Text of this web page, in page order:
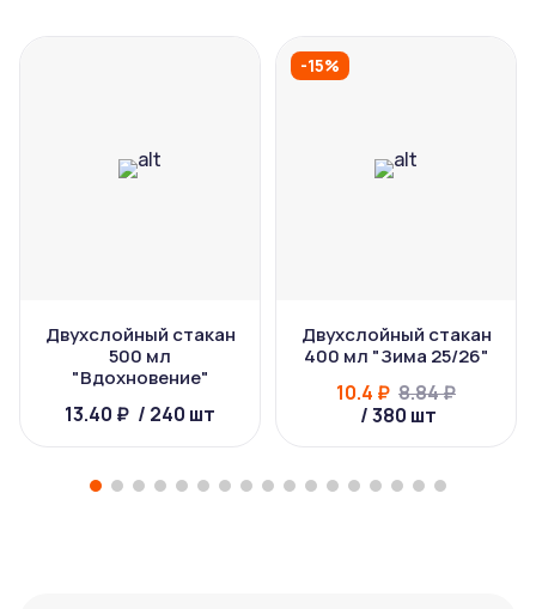
Двухслойный стакан
500 мл
"Вдохновение"
13.40 ₽ / 240 шт
-15%
Двухслойный стакан
400 мл "Зима 25/26"
10.4 ₽ 8.84 ₽
/ 380 шт